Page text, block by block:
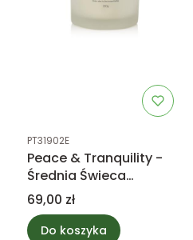
Kod produktu
PT31902E
Peace & Tranquility -
Średnia Świeca
Zapachowa CBC
Cena
69,00 zł
Do koszyka